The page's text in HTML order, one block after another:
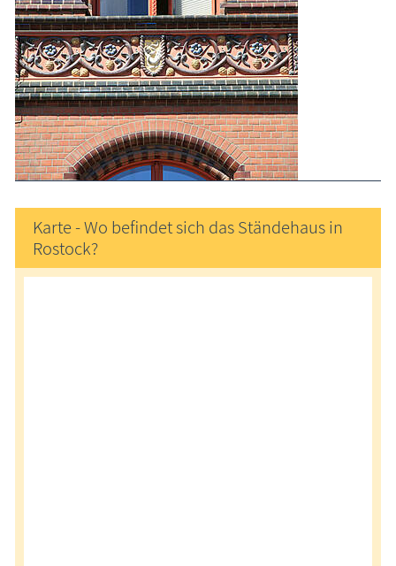
Karte - Wo befindet sich das Ständehaus in
Rostock?